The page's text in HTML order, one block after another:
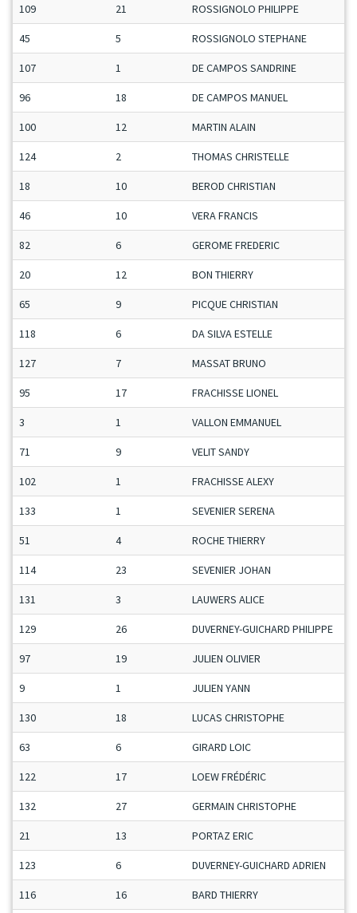
109 21 ROSSIGNOLO PHILIPPE
45 5 ROSSIGNOLO STEPHANE
107 1 DE CAMPOS SANDRINE
96 18 DE CAMPOS MANUEL
100 12 MARTIN ALAIN
124 2 THOMAS CHRISTELLE
18 10 BEROD CHRISTIAN
46 10 VERA FRANCIS
82 6 GEROME FREDERIC
20 12 BON THIERRY
65 9 PICQUE CHRISTIAN
118 6 DA SILVA ESTELLE
127 7 MASSAT BRUNO
95 17 FRACHISSE LIONEL
3 1 VALLON EMMANUEL
71 9 VELIT SANDY
102 1 FRACHISSE ALEXY
133 1 SEVENIER SERENA
51 4 ROCHE THIERRY
114 23 SEVENIER JOHAN
131 3 LAUWERS ALICE
129 26 DUVERNEY-GUICHARD PHILIPPE
97 19 JULIEN OLIVIER
9 1 JULIEN YANN
130 18 LUCAS CHRISTOPHE
63 6 GIRARD LOIC
122 17 LOEW FRÉDÉRIC
132 27 GERMAIN CHRISTOPHE
21 13 PORTAZ ERIC
123 6 DUVERNEY-GUICHARD ADRIEN
116 16 BARD THIERRY